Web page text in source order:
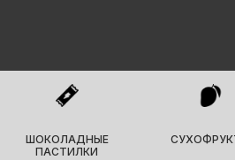
ШОКОЛАДНЫЕ
ПАСТИЛКИ